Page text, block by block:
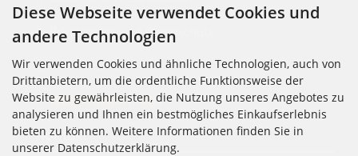
Privatsphäre und Datenschutz
Widerrufsrecht
Widerrufsformular
Kontakt
Diese Webseite verwendet Cookies und
andere Technologien
Wir verwenden Cookies und ähnliche Technologien, auch von
Drittanbietern, um die ordentliche Funktionsweise der
Website zu gewährleisten, die Nutzung unseres Angebotes zu
analysieren und Ihnen ein bestmögliches Einkaufserlebnis
bieten zu können. Weitere Informationen finden Sie in
unserer Datenschutzerklärung.